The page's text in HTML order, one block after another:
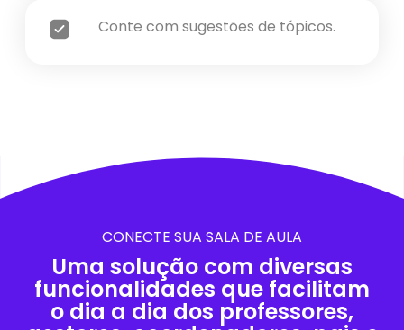
Conte com sugestões de tópicos.
CONECTE SUA SALA DE AULA
Uma solução com diversas
funcionalidades que facilitam
o dia a dia dos professores,